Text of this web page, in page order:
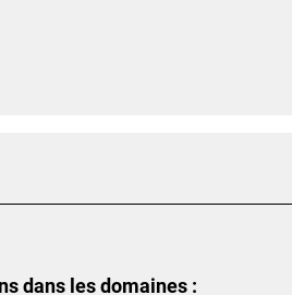
dans les domaines :